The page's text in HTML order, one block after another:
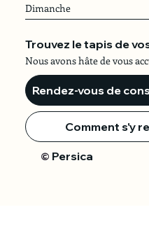
Dimanche
Trouvez le tapis de
Nous avons hâte de vous
Rendez-vous de
Comment s'y
© Persica